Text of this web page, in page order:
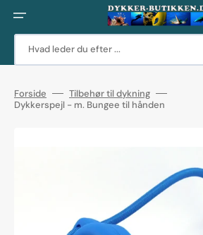
indhold
Hvad leder du efter ...
Forside
Tilbehør til dykning
Dykkerspejl - m. Bungee til hånden